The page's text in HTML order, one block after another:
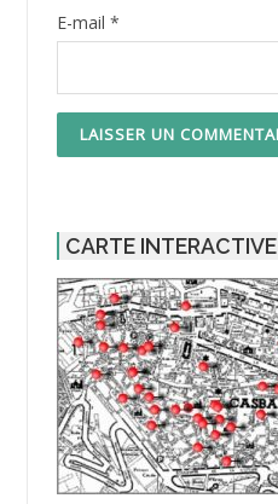
E-mail *
CARTE INTERACTIVE